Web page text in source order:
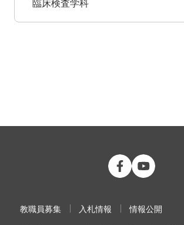
臨床検査学科
公立大学法
教職員募集 入札情報 情報公開